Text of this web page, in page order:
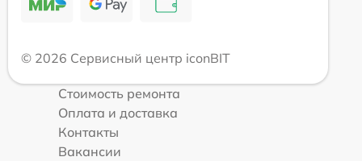
© 2026 Сервисный центр iconBIT
Стоимость ремонта
Оплата и доставка
Контакты
Вакансии